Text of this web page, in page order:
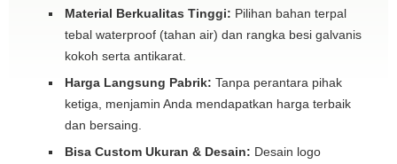
Material Berkualitas Tinggi: Pilihan bahan terpal
tebal waterproof (tahan air) dan rangka besi galvanis
kokoh serta antikarat.
Harga Langsung Pabrik: Tanpa perantara pihak
ketiga, menjamin Anda mendapatkan harga terbaik
dan bersaing.
Bisa Custom Ukuran & Desain: Desain logo